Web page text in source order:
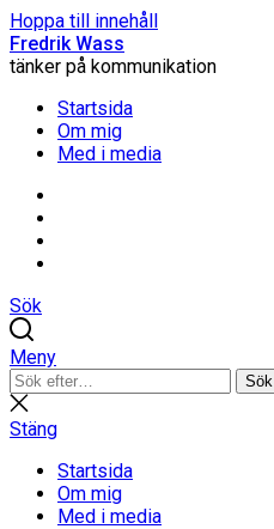
Hoppa till innehåll
Fredrik Wass
tänker på kommunikation
Startsida
Om mig
Med i media
Sök
Meny
Sök
efter:
Sök
Stäng
sökning
Stäng
Startsida
Om mig
Med i media